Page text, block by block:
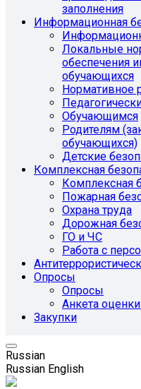
заполнения
Информационная
Локальные
обеспечения
обучающихся
Нормативное
Обучающимся
Родителям
обучающихся)
Детские
Комплексная
Комплексная
Пожарная
Охрана труда
Дорожная
ГО и ЧС
Работа с
Опросы
Опросы
Анкета оценки
Закупки
Russian
Russian English